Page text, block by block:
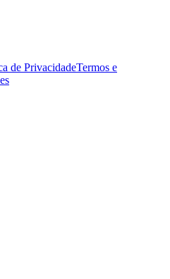
de PrivacidadeTermos e